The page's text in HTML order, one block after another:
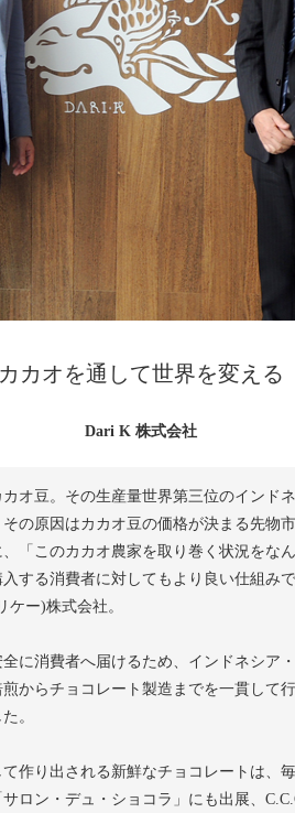
カカオを通して世界を変える
Dari K 株式会社
オ豆。その生産量世界第三位のインド
の原因はカカオ豆の価格が決まる先物
「このカカオ農家を取り巻く状況をな
する消費者に対してもより良い仕組み
ー)株式会社。
に消費者へ届けるため、インドネシア
からチョコレート製造までを一貫して
。
作り出される新鮮なチョコレートは、
ロン・デュ・ショコラ」にも出展、